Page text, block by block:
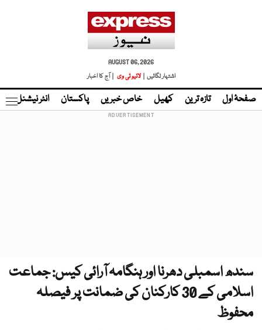
AUGUST 06, 2026
اشتہار لگائیں |
لائیو ٹی وی | آج کا اخبار
صفحۂ اول تازہ ترین کھیل خاص خبریں پاکستان انٹر نیشنل
سندھ اسمبلی دھرنا اور ہنگامہ آرائی کیس: جماعت
اسلامی کے 30 کارکنان کی ضمانت پر فیصلہ
محفوظ